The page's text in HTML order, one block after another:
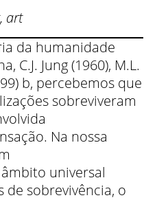
art
da humanidade
C.J. Jung (1960), M.L.
b, percebemos que
sobreviveram
Na nossa
universal
de sobrevivência, o